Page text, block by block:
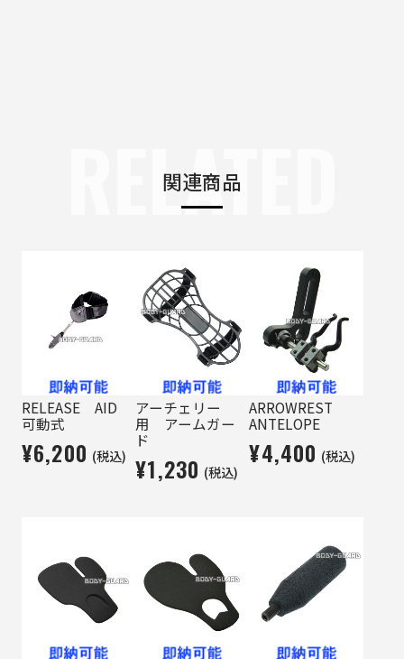
関連商品
RELATED
RELEASE AID
可動式
¥6,200 (税込)
アーチェリー
用 アームガー
ド
¥1,230 (税込)
ARROWREST
ANTELOPE
¥4,400 (税込)